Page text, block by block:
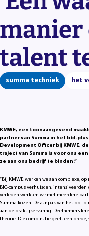
manier
talent
summa techniek het
KMWE, een toonaangevend
partner van Summa in het bbl-
Development Officer bij KMWE,
traject van Summa is voor ons
ze aan ons bedrijf te binden.”
“Bij KMWE werken we aan complexe,
BIC-campus verhuisden,
verleden werkten we met meerdere
Summa kozen. De aanpak van het bbl-
aan de praktijkervaring. Deelnemers
theorie. Die combinatie geeft een brede,